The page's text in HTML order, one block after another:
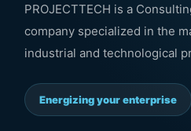
PROJECTTECH is a
company specialized in the
industrial and technological
Energizing your enterprise